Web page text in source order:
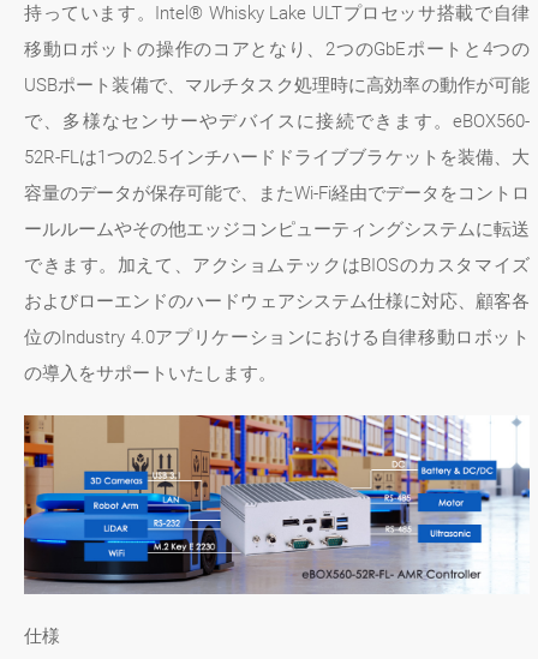
持っています。Intel® Whisky Lake ULTプロセッサ搭載で自律
移動ロボットの操作のコアとなり、2つのGbEポートと4つの
USBポート装備で、マルチタスク処理時に高効率の動作が可能
で、多様なセンサーやデバイスに接続できます。eBOX560-
52R-FLは1つの2.5インチハードドライブブラケットを装備、大
容量のデータが保存可能で、またWi-Fi経由でデータをコントロ
ールルームやその他エッジコンピューティングシステムに転送
できます。加えて、アクショムテックはBIOSのカスタマイズ
およびローエンドのハードウェアシステム仕様に対応、顧客各
位のIndustry 4.0アプリケーションにおける自律移動ロボット
の導入をサポートいたします。
仕様